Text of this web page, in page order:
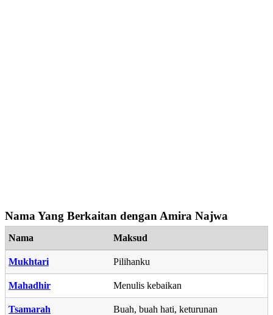
Nama Yang Berkaitan dengan Amira Najwa
Nama Maksud
Mukhtari Pilihanku
Mahadhir Menulis kebaikan
Tsamarah Buah, buah hati, keturunan